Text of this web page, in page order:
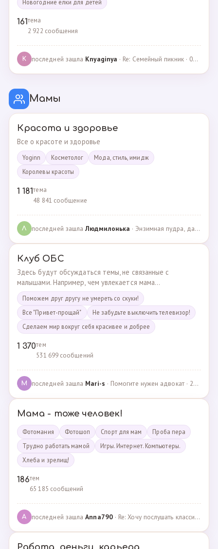
Новогодние елки для детей
161тема
2 922 сообщения
K последней зашла Knyaginya · Re: Семейный пикник · 07.05.2025
Мамы
Красота и здоровье
Все о красоте и здоровье
Yoginn Косметолог
Мода, стиль, имидж
Королевы красоты
1 181тема
48 841 сообщение
Л последней зашлаЛюдмилонькa · Энзимная пудра, да или нет? · 29.06.2025
Клуб ОБС
Здесь будут обсуждаться темы, не связанные с
малышами. Например, чем увлекается мама...
Поможем друг другу не умереть со скуки!
Все "Привет-прощай"
Не забудьте выключить телевизор!
Сделаем мир вокруг себя красивее и добрее
1 370тем
531 699 сообщений
M последней зашла Mari-s · Помогите нужен адвокат · 24.04.2025
Мама - тоже человек!
Фотомания Фотошоп Спорт для мам
Проба пера
Трудно работать мамой
Игры. Интернет. Компьютеры.
Хлеба и зрелищ!
186тем
65 185 сообщений
A последней зашлаAnna790· Re: Хочу послушать классику · 22.03.2025
Работа, деньги, карьера